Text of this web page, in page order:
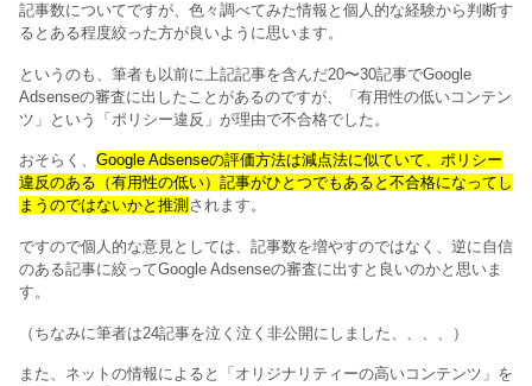
記事数についてですが、色々調べてみた情報と個人的な経験から判断す
るとある程度絞った方が良いように思います。
というのも、筆者も以前に上記記事を含んだ20〜30記事でGoogle
Adsenseの審査に出したことがあるのですが、「有用性の低いコンテン
ツ」という「ポリシー違反」が理由で不合格でした。
おそらく、 Google Adsenseの評価方法は減点法に似ていて、ポリシー
違反のある（有用性の低い）記事がひとつでもあると不合格になってし
まうのではないかと推測 されます。
ですので個人的な意見としては、記事数を増やすのではなく、逆に自信
のある記事に絞ってGoogle Adsenseの審査に出すと良いのかと思いま
す。
（ちなみに筆者は24記事を泣く泣く非公開にしました、、、、）
また、ネットの情報によると「オリジナリティーの高いコンテンツ」を